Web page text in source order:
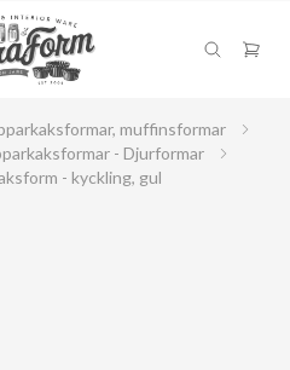
muffinsformar
- Djurformar
- kyckling, gul